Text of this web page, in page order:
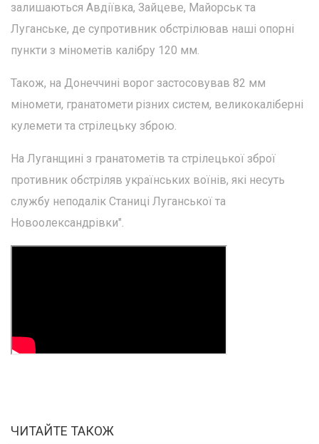
залишаються Авдіївка, Зайцеве, Майорськ та
Луганське, де супротивник обстрілював наші опорні
пункти з мінометів калібру 120 мм.
Також, на Донеччині ворог застосовував 82 мм
міномети, гранатомети різних систем, великокаліберні
кулемети та стрілецьку зброю.
На Луганщині з гранатометів та стрілецької зброї
противник обстріляв українських воїнів, які несуть
службу неподалік Станиці Луганської та
Новоолександрівки".
ЧИТАЙТЕ ТАКОЖ